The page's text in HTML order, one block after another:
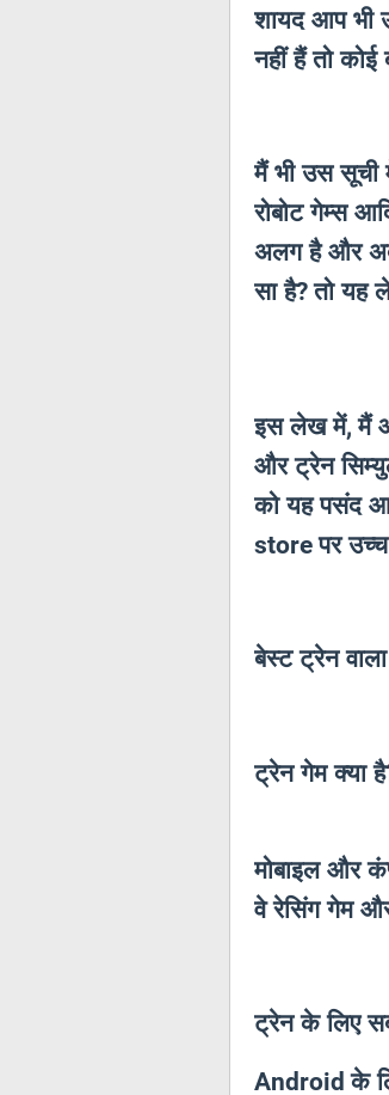
शायद आप
नहीं हैं तो कोई
मैं भी उस
रोबोट गेम्स
अलग है और
सा है?तो यह
इस लेख में,मैं
और ट्रेन
को यह पसंद
storeपर
बेस्ट ट्रेन
ट्रेन गेम क्या है
मोबाइल और
वे रेसिंग गेम
ट्रेन के लिए
Androidके